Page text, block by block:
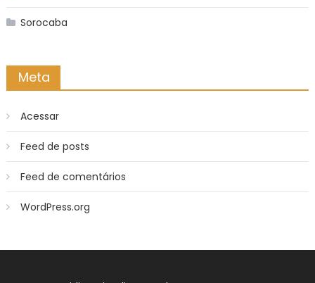
Sorocaba
Meta
Acessar
Feed de posts
Feed de comentários
WordPress.org